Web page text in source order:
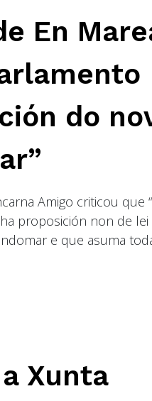
En
do
Amigo criticou que
proposición non de lei
e que asuma
Xunta